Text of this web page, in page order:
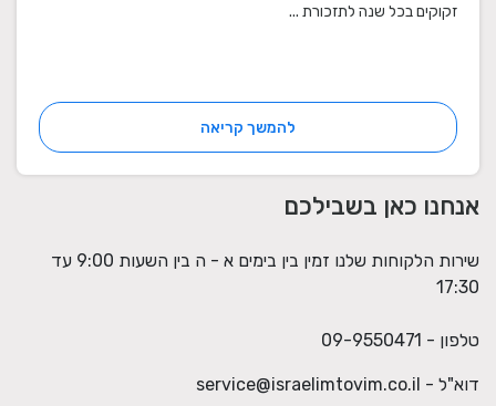
זקוקים בכל שנה לתזכורת ...
להמשך קריאה
אנחנו כאן בשבילכם
שירות הלקוחות שלנו זמין בין בימים א - ה בין השעות 9:00 עד
17:30
טלפון - 09-9550471
דוא"ל - service@israelimtovim.co.il